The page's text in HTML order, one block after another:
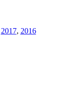
2017, 2016